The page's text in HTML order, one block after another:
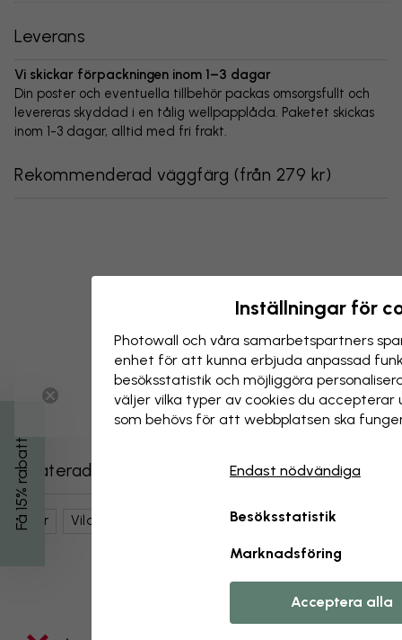
Leverans
Vi skickar förpackningen inom 1–3 dagar
Din poster och eventuella tillbehör packas omsorgsfullt och
levereras skyddad i en tålig wellpapplåda. Paketet skickas
inom 1-3 dagar, alltid med fri frakt.
Rekommenderad väggfärg (från 279 kr)
Relaterade kategorier
Djur Vilda Djur Svartvit
Inställningar för
Photowall och våra samarbets­partners
enhet för att kunna erbjuda anpassad
besöks­statistik och möjliggöra
väljer vilka typer av cookies du
som behövs för att webbplatsen ska
Endast nödvändiga
Besöksstatistik
Marknadsföring
Acceptera alla
Få 15% rabatt